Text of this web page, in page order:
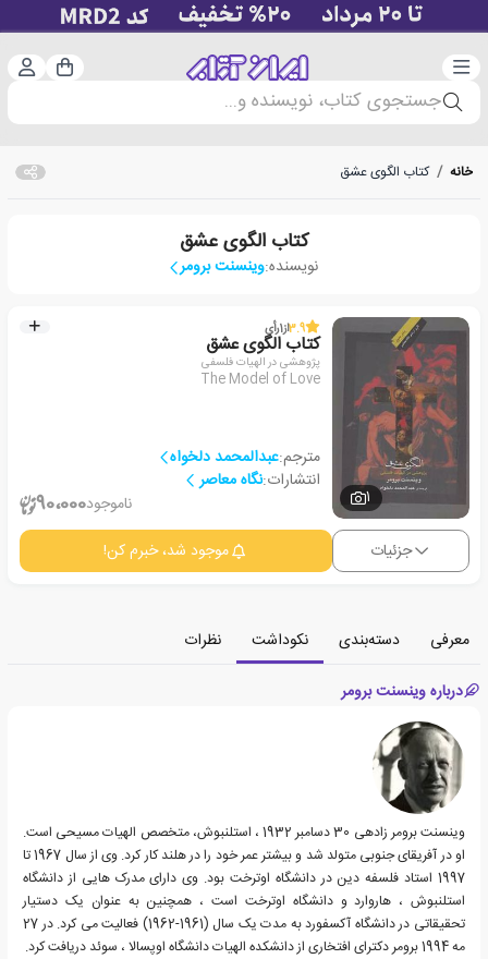
دسته‌بندی سبد
جستجوی کتاب، نویسنده و...
خانه / کتاب الگوی عشق
کتاب الگوی عشق
نویسنده:وینسنت برومر
1
3.9از1رأی
کتاب الگوی عشق
پژوهشی در الهیات فلسفی
The Model of Love
مترجم:عبدالمحمد دلخواه
انتشارات:نگاه معاصر
ناموجود90،000
جزئیات موجود شد، خبرم کن!
معرفی دسته‌بندی نکوداشت
نظرات
درباره وینسنت برومر
وینسنت برومر زادهی 30 دسامبر 1932 ، استلنبوش، متخصص الهیات مسیحی است.
او در آفریقای جنوبی متولد شد و بیشتر عمر خود را در هلند کار کرد. وی از سال 1967 تا
1997 استاد فلسفه دین در دانشگاه اوترخت بود. وی دارای مدرک هایی از دانشگاه
استلنبوش ، هاروارد و دانشگاه اوترخت است ، همچنین به عنوان یک دستیار
تحقیقاتی در دانشگاه آکسفورد به مدت یک سال (1961-1962) فعالیت می کرد. در 27
مه 1994 برومر دکترای افتخاری از دانشکده الهیات دانشگاه اوپسالا ، سوئد دریافت کرد.